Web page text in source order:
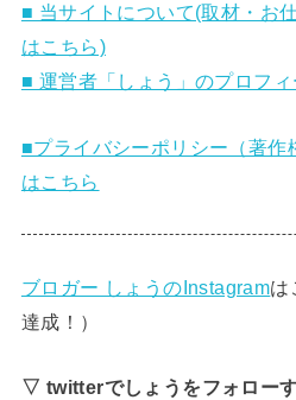
■ 当サイトについて(取材・お
はこちら)
■ 運営者「しょう」のプロフ
■プライバシーポリシー（著作
はこちら
ブロガー しょうのInstagramは
達成！）
▽ twitterでしょうをフォロー